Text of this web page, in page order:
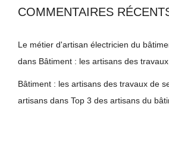
COMMENTAIRES
Le métier d'artisan électricien du
dans Bâtiment : les artisans des
Bâtiment : les artisans des travaux de
artisans dans Top 3 des artisans du